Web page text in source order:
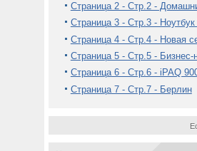
Страница 2 - Стр.2 -
Страница 3 - Стр.3 -
Страница 4 - Стр.4 - Новая
Страница 5 - Стр.5 - Бизнес-
Страница 6 - Стр.6 - iPAQ
Страница 7 - Стр.7 - Берлин